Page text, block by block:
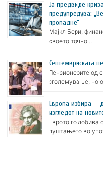
Ја предвиде
предупредува:
пропадне“
Мајкл Бери,
своето точно …
Септемвриската
Пензионерите од
зголемување, но
Европа избира —
изгледот на
Еврото го добива
пуштањето во